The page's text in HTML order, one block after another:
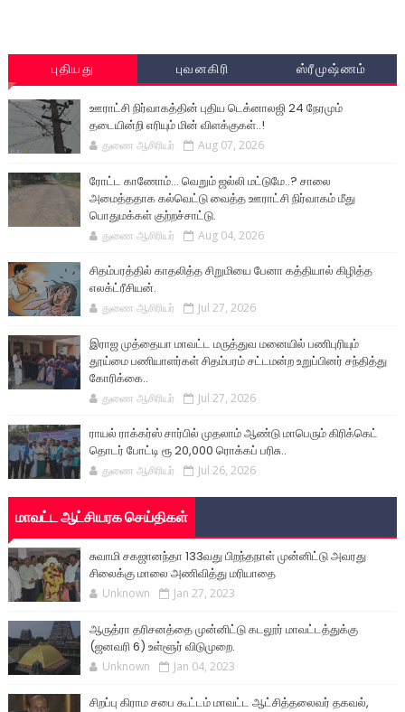
புதியது புவனகிரி ஸ்ரீமுஷ்ணம்
ஊராட்சி நிர்வாகத்தின் புதிய டெக்னாலஜி 24 நேரமும்
தடையின்றி எரியும் மின் விளக்குகள்..!
துணை ஆசிரியர் Aug 07, 2026
ரோட்ட காணோம்... வெறும் ஜல்லி மட்டுமே..? சாலை
அமைத்ததாக கல்வெட்டு வைத்த ஊராட்சி நிர்வாகம் மீது
பொதுமக்கள் குற்றச்சாட்டு.
துணை ஆசிரியர் Aug 04, 2026
சிதம்பரத்தில் காதலித்த சிறுமியை பேனா கத்தியால் கிழித்த
எலக்ட்ரீசியன்.
துணை ஆசிரியர் Jul 27, 2026
இராஜ முத்தையா மாவட்ட மருத்துவ மனையில் பணிபுரியும்
தூய்மை பணியாளர்கள் சிதம்பரம் சட்டமன்ற உறுப்பினர் சந்தித்து
கோரிக்கை..
துணை ஆசிரியர் Jul 27, 2026
ராயல் ராக்கர்ஸ் சார்பில் முதலாம் ஆண்டு மாபெரும் கிரிக்கெட்
தொடர் போட்டி ரூ 20,000 ரொக்கப் பரிசு..
துணை ஆசிரியர் Jul 26, 2026
மாவட்ட ஆட்சியரக செய்திகள்
சுவாமி சகஜானந்தா 133வது பிறந்தநாள் முன்னிட்டு அவரது
சிலைக்கு மாலை அணிவித்து மரியாதை
Unknown Jan 27, 2023
ஆருத்ரா தரிசனத்தை முன்னிட்டு கடலூர் மாவட்டத்துக்கு
(ஜனவரி 6) உள்ளூர் விடுமுறை.
Unknown Jan 04, 2023
சிறப்பு கிராம சபை கூட்டம் மாவட்ட ஆட்சித்தலைவர் தகவல்,